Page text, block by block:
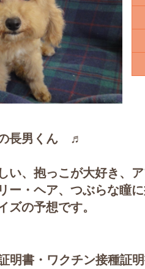
長男くん ♬
い、抱っこが大好き、
ー・ヘア、つぶらな瞳に
ズの予想です。
書・ワクチン接種証明